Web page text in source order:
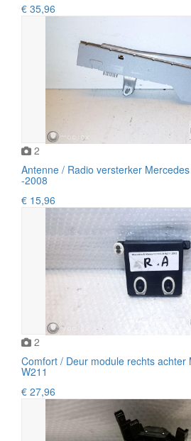
€ 35,96
2
Antenne / Radio versterker
-2008
€ 15,96
2
Comfort / Deur module rechts achter
W211
€ 27,96